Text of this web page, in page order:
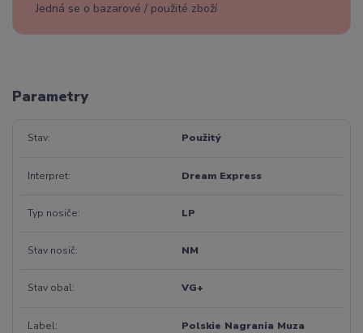
Jedná se o bazarové / použité zboží
Parametry
Stav Použitý
Interpret Dream Express
Typ nosiče LP
Stav nosič NM
Stav obal VG+
Label Polskie Nagrania Muza